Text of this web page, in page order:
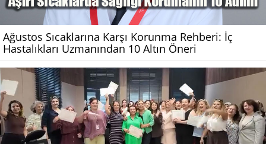
Ağustos Sıcaklarına Karşı Korunma Rehberi: İç
Hastalıkları Uzmanından 10 Altın Öneri